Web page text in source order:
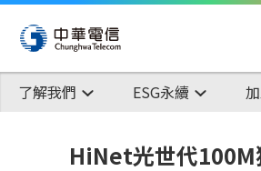
了解我們 ESG永續
HiNet光世代100M